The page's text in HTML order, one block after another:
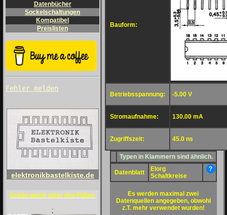
Datenbücher
Sockelschaltungen
Kompatibel
Preislisten
Fehler melden
elektronikbastelkiste.de
Schön weich unter den Füßen.
;
Bauform:
Betriebsspannung: -5.00 V
Stromaufnahme: 130.00 mA
Zugriffszeit: 45.0 ns
Typen in Klammern sind ähnlich.
Datenblatt
Elorg
Schaltkreise
?
Es werden maximal zwei
Datenquellen angegeben, obwohl
z.T. mehr verwendet wurden!